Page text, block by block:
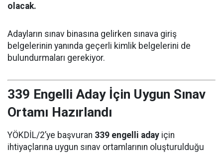
olacak.
Adayların sınav binasına gelirken sınava giriş
belgelerinin yanında geçerli kimlik belgelerini de
bulundurmaları gerekiyor.
339 Engelli Aday İçin Uygun Sınav
Ortamı Hazırlandı
YÖKDİL/2’ye başvuran 339 engelli aday için
ihtiyaçlarına uygun sınav ortamlarının oluşturulduğu